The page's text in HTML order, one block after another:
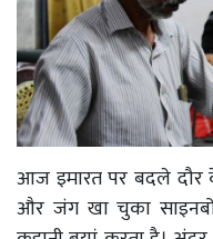
आज इमारत पर बदले दौर
और जंग खा चुका